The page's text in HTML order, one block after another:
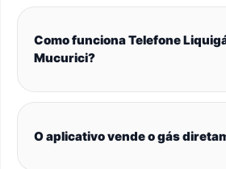
Como funciona Telefone
Mucurici?
O aplicativo vende o gás